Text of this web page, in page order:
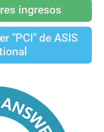
ingresos
"PCI" de ASIS